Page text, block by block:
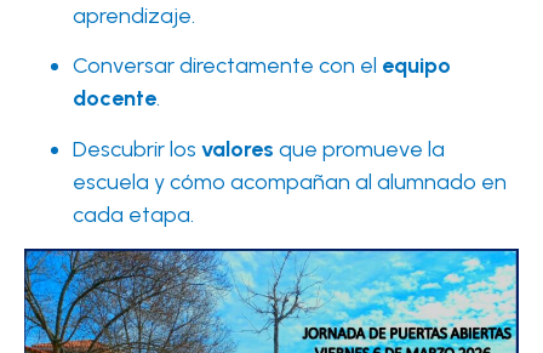
aprendizaje.
Conversar directamente con el equipo
docente.
Descubrir los valores que promueve la
escuela y cómo acompañan al alumnado en
cada etapa.